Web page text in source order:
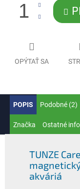
OPÝTAŤ SA
POPIS Podobné (2)
Značka Ostatné
TUNZE
akváriá